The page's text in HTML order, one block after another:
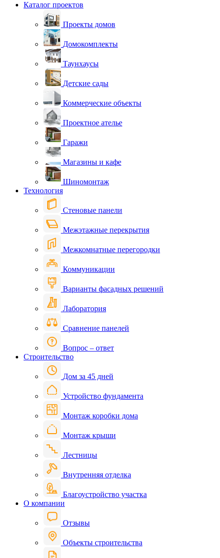
Каталог проектов
Проекты домов
Домокомплекты
Таунхаусы
Детские сады
Коммерческие объекты
Проектное ателье
Гаражи
Магазины и кафе
Шиномонтаж
Технология
Стеновые панели
Межэтажные перекрытия
Межкомнатные перегородки
Коммуникации
Варианты фасадных решений
Лаборатория
Сравнение панелей
Вопрос – ответ
Строительство
Дом за 45 дней
Устройство фундамента
Монтаж коробки дома
Монтаж крыши
Лестницы
Внутренняя отделка
Благоустройство участка
О компании
Отзывы
Объекты строительства